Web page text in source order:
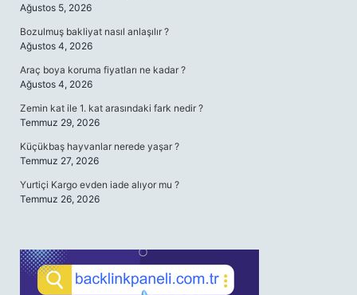
Ağustos 5, 2026
Bozulmuş bakliyat nasıl anlaşılır ?
Ağustos 4, 2026
Araç boya koruma fiyatları ne kadar ?
Ağustos 4, 2026
Zemin kat ile 1. kat arasındaki fark nedir ?
Temmuz 29, 2026
Küçükbaş hayvanlar nerede yaşar ?
Temmuz 27, 2026
Yurtiçi Kargo evden iade alıyor mu ?
Temmuz 26, 2026